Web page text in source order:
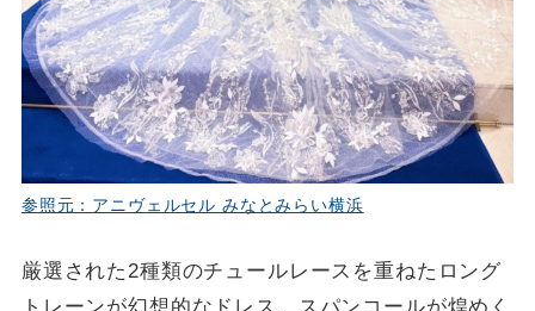
参照元：アニヴェルセル みなとみらい横浜
厳選された2種類のチュールレースを重ねたロング
トレーンが幻想的なドレス。スパンコールが煌めく